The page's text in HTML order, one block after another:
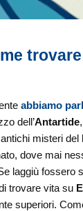
abbiamo
dell’Antartide
misteri del
, dove mai
laggiù fossero
trovare vita su
superiori.